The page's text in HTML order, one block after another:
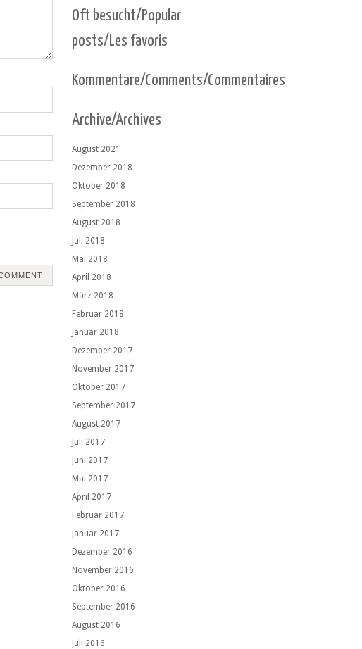
Oft besucht/Popular
posts/Les favoris
Kommentare/Comments/Commentaires
Archive/Archives
August 2021
Dezember 2018
Oktober 2018
September 2018
August 2018
Juli 2018
Mai 2018
April 2018
März 2018
Februar 2018
Januar 2018
Dezember 2017
November 2017
Oktober 2017
September 2017
August 2017
Juli 2017
Juni 2017
Mai 2017
April 2017
Februar 2017
Januar 2017
Dezember 2016
November 2016
Oktober 2016
September 2016
August 2016
Juli 2016